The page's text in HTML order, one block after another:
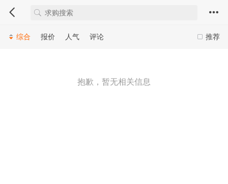
推荐
综合 报价 人气 评论
抱歉，暂无相关信息